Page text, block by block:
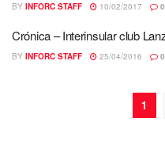
BY INFORC STAFF 10/02/2017 0
Crónica – Interinsular club
BY INFORC STAFF 25/04/2016 0
1